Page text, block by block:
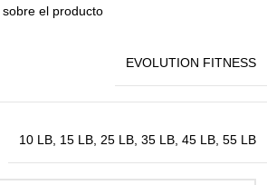
el producto
EVOLUTION FITNESS
10 LB 15 LB 25 LB 35 LB 45 LB 55 LB